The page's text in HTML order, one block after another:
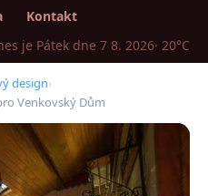
Kontakt
je Pátek dne 7 8. 2026· 20°C
design›
Venkovský Dům